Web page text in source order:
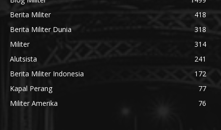
Berita Militer
418
Berita Militer Dunia
318
Militer
314
Alutsista
241
Berita Militer Indonesia
172
Kapal Perang
77
Militer Amerika
76